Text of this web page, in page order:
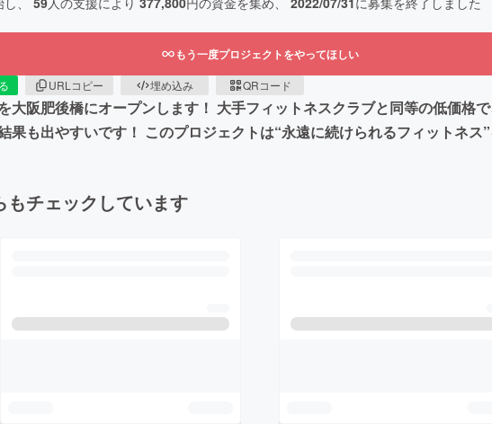
もう一度プロジェクトをやってほしい
URLコピー 埋め込み QRコード
大阪肥後橋にオープンします！ 大手フィットネスクラブと同等の低価格
果も出やすいです！ このプロジェクトは“永遠に続けられるフィットネス
チェックしています